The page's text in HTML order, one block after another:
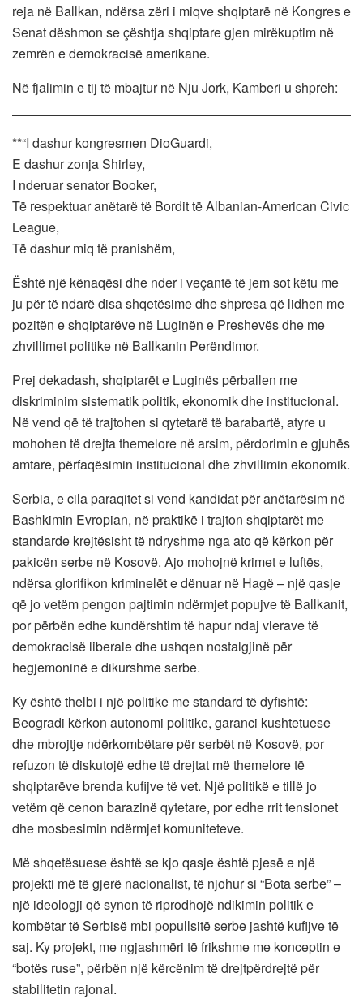
reja në Ballkan, ndërsa zëri i miqve shqiptarë në Kongres e
Senat dëshmon se çështja shqiptare gjen mirëkuptim në
zemrën e demokracisë amerikane.
Në fjalimin e tij të mbajtur në Nju Jork, Kamberi u shpreh:
**“I dashur kongresmen DioGuardi,
E dashur zonja Shirley,
I nderuar senator Booker,
Të respektuar anëtarë të Bordit të Albanian-American Civic
League,
Të dashur miq të pranishëm,
Është një kënaqësi dhe nder i veçantë të jem sot këtu me
ju për të ndarë disa shqetësime dhe shpresa që lidhen me
pozitën e shqiptarëve në Luginën e Preshevës dhe me
zhvillimet politike në Ballkanin Perëndimor.
Prej dekadash, shqiptarët e Luginës përballen me
diskriminim sistematik politik, ekonomik dhe institucional.
Në vend që të trajtohen si qytetarë të barabartë, atyre u
mohohen të drejta themelore në arsim, përdorimin e gjuhës
amtare, përfaqësimin institucional dhe zhvillimin ekonomik.
Serbia, e cila paraqitet si vend kandidat për anëtarësim në
Bashkimin Evropian, në praktikë i trajton shqiptarët me
standarde krejtësisht të ndryshme nga ato që kërkon për
pakicën serbe në Kosovë. Ajo mohojnë krimet e luftës,
ndërsa glorifikon kriminelët e dënuar në Hagë – një qasje
që jo vetëm pengon pajtimin ndërmjet popujve të Ballkanit,
por përbën edhe kundërshtim të hapur ndaj vlerave të
demokracisë liberale dhe ushqen nostalgjinë për
hegjemoninë e dikurshme serbe.
Ky është thelbi i një politike me standard të dyfishtë:
Beogradi kërkon autonomi politike, garanci kushtetuese
dhe mbrojtje ndërkombëtare për serbët në Kosovë, por
refuzon të diskutojë edhe të drejtat më themelore të
shqiptarëve brenda kufijve të vet. Një politikë e tillë jo
vetëm që cenon barazinë qytetare, por edhe rrit tensionet
dhe mosbesimin ndërmjet komuniteteve.
Më shqetësuese është se kjo qasje është pjesë e një
projekti më të gjerë nacionalist, të njohur si “Bota serbe” –
një ideologji që synon të riprodhojë ndikimin politik e
kombëtar të Serbisë mbi popullsitë serbe jashtë kufijve të
saj. Ky projekt, me ngjashmëri të frikshme me konceptin e
“botës ruse”, përbën një kërcënim të drejtpërdrejtë për
stabilitetin rajonal.